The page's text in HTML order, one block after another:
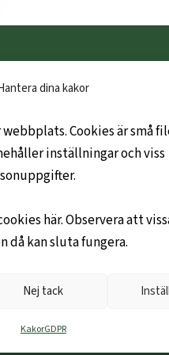
dina kakor
Cookies är små
inställningar och viss
här. Observera att
då kan sluta fungera.
Nej tack
KakorGDPR
oss
oss gärna
företagskund